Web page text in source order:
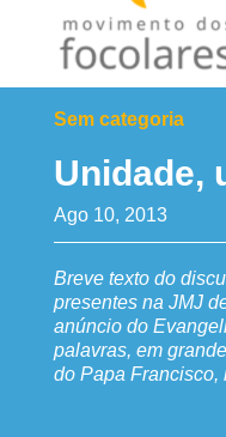
Sem categoria
Unidade,
Ago 10, 2013
Breve texto do
presentes na JMJ
anúncio do
palavras, em
do Papa Francisco,